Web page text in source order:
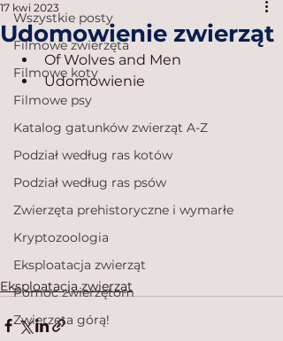
Wszystkie posty
Filmowe zwierzęta
Filmowe koty
Filmowe psy
Katalog gatunków zwierząt A-Z
Podział według ras kotów
Podział według ras psów
Zwierzęta prehistoryczne i wymarłe
Kryptozoologia
Eksploatacja zwierząt
Pomoc zwierzętom
Zwierzęta górą!
Udomowienie zwierząt
17 kwi 2023
Of Wolves and Men
Udomowienie
Eksploatacja zwierząt